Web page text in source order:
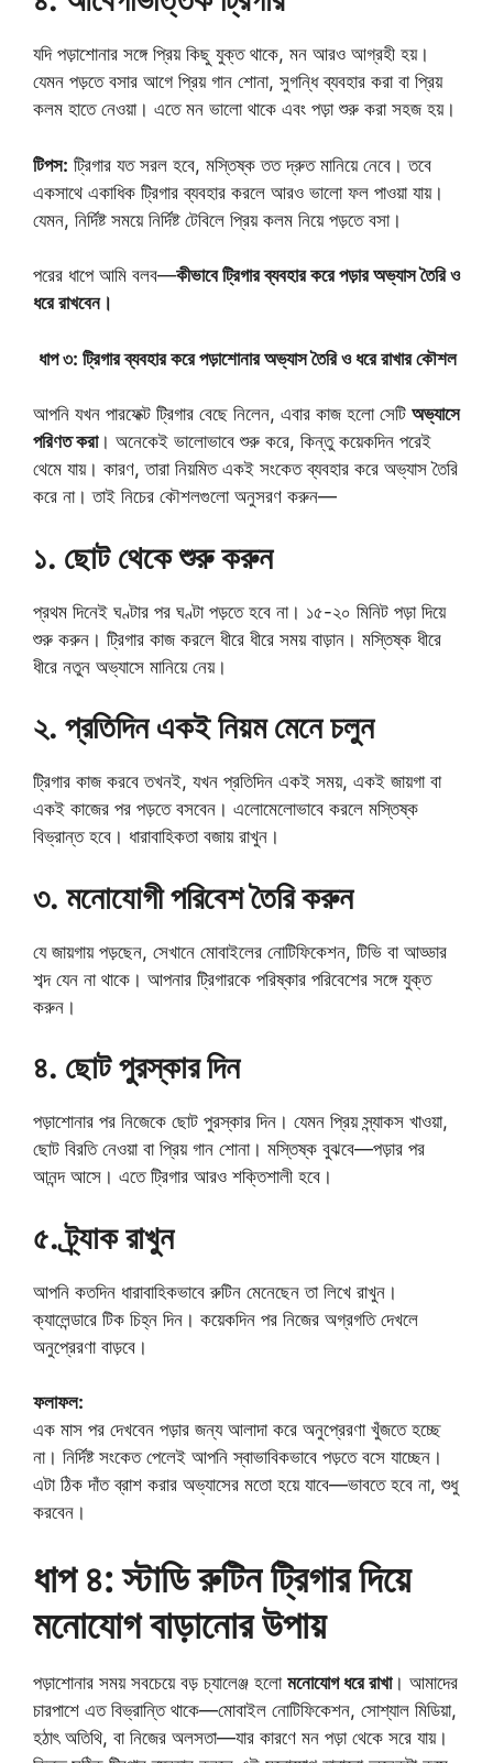
যদি পড়াশোনার সঙ্গে প্রিয় কিছু যুক্ত থাকে, মন আরও আগ্রহী হয়।
যেমন পড়তে বসার আগে প্রিয় গান শোনা, সুগন্ধি ব্যবহার করা বা প্রিয়
কলম হাতে নেওয়া। এতে মন ভালো থাকে এবং পড়া শুরু করা সহজ হয়।
টিপস: ট্রিগার যত সরল হবে, মস্তিষ্ক তত দ্রুত মানিয়ে নেবে। তবে
একসাথে একাধিক ট্রিগার ব্যবহার করলে আরও ভালো ফল পাওয়া যায়।
যেমন, নির্দিষ্ট সময়ে নির্দিষ্ট টেবিলে প্রিয় কলম নিয়ে পড়তে বসা।
পরের ধাপে আমি বলব—কীভাবে ট্রিগার ব্যবহার করে পড়ার অভ্যাস তৈরি ও
ধরে রাখবেন।
ধাপ ৩: ট্রিগার ব্যবহার করে পড়াশোনার অভ্যাস তৈরি ও ধরে রাখার কৌশল
আপনি যখন পারফেক্ট ট্রিগার বেছে নিলেন, এবার কাজ হলো সেটি অভ্যাসে
পরিণত করা। অনেকেই ভালোভাবে শুরু করে, কিন্তু কয়েকদিন পরেই
থেমে যায়। কারণ, তারা নিয়মিত একই সংকেত ব্যবহার করে অভ্যাস তৈরি
করে না। তাই নিচের কৌশলগুলো অনুসরণ করুন—
১. ছোট থেকে শুরু করুন
প্রথম দিনেই ঘণ্টার পর ঘণ্টা পড়তে হবে না। ১৫-২০ মিনিট পড়া দিয়ে
শুরু করুন। ট্রিগার কাজ করলে ধীরে ধীরে সময় বাড়ান। মস্তিষ্ক ধীরে
ধীরে নতুন অভ্যাসে মানিয়ে নেয়।
২. প্রতিদিন একই নিয়ম মেনে চলুন
ট্রিগার কাজ করবে তখনই, যখন প্রতিদিন একই সময়, একই জায়গা বা
একই কাজের পর পড়তে বসবেন। এলোমেলোভাবে করলে মস্তিষ্ক
বিভ্রান্ত হবে। ধারাবাহিকতা বজায় রাখুন।
৩. মনোযোগী পরিবেশ তৈরি করুন
যে জায়গায় পড়ছেন, সেখানে মোবাইলের নোটিফিকেশন, টিভি বা আড্ডার
শব্দ যেন না থাকে। আপনার ট্রিগারকে পরিষ্কার পরিবেশের সঙ্গে যুক্ত
করুন।
৪. ছোট পুরস্কার দিন
পড়াশোনার পর নিজেকে ছোট পুরস্কার দিন। যেমন প্রিয় স্ন্যাকস খাওয়া,
ছোট বিরতি নেওয়া বা প্রিয় গান শোনা। মস্তিষ্ক বুঝবে—পড়ার পর
আনন্দ আসে। এতে ট্রিগার আরও শক্তিশালী হবে।
৫. ট্র্যাক রাখুন
আপনি কতদিন ধারাবাহিকভাবে রুটিন মেনেছেন তা লিখে রাখুন।
ক্যালেন্ডারে টিক চিহ্ন দিন। কয়েকদিন পর নিজের অগ্রগতি দেখলে
অনুপ্রেরণা বাড়বে।
ফলাফল:
এক মাস পর দেখবেন পড়ার জন্য আলাদা করে অনুপ্রেরণা খুঁজতে হচ্ছে
না। নির্দিষ্ট সংকেত পেলেই আপনি স্বাভাবিকভাবে পড়তে বসে যাচ্ছেন।
এটা ঠিক দাঁত ব্রাশ করার অভ্যাসের মতো হয়ে যাবে—ভাবতে হবে না, শুধু
করবেন।
ধাপ ৪: স্টাডি রুটিন ট্রিগার দিয়ে
মনোযোগ বাড়ানোর উপায়
পড়াশোনার সময় সবচেয়ে বড় চ্যালেঞ্জ হলো মনোযোগ ধরে রাখা। আমাদের
চারপাশে এত বিভ্রান্তি থাকে—মোবাইল নোটিফিকেশন, সোশ্যাল মিডিয়া,
হঠাৎ অতিথি, বা নিজের অলসতা—যার কারণে মন পড়া থেকে সরে যায়।